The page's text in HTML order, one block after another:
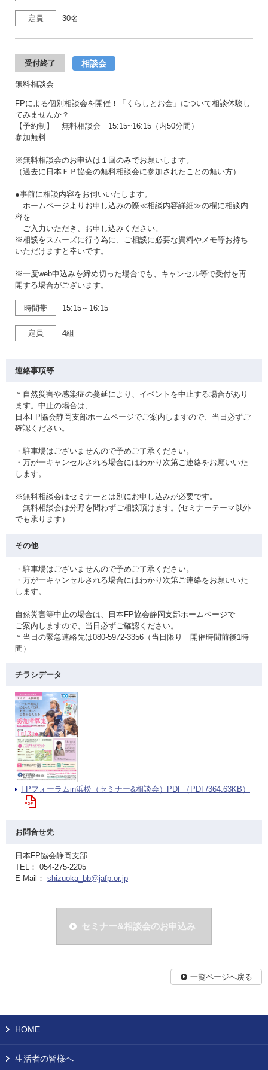
定員 30名
受付終了 相談会
無料相談会
FPによる個別相談会を開催！「くらしとお金」について相談体験し
てみませんか？
【予約制】 無料相談会 15:15~16:15（内50分間）
参加無料
※無料相談会のお申込は１回のみでお願いします。
（過去に日本ＦＰ協会の無料相談会に参加されたことの無い方）
●事前に相談内容をお伺いいたします。
ホームページよりお申し込みの際≪相談内容詳細≫の欄に相談内
容を
ご入力いただき、お申し込みください。
※相談をスムーズに行う為に、ご相談に必要な資料やメモ等お持ち
いただけますと幸いです。
※一度web申込みを締め切った場合でも、キャンセル等で受付を再
開する場合がございます。
時間帯 15:15～16:15
定員 4組
連絡事項等
＊自然災害や感染症の蔓延により、イベントを中止する場合があり
ます。中止の場合は、
日本FP協会静岡支部ホームページでご案内しますので、当日必ずご
確認ください。
・駐車場はございませんので予めご了承ください。
・万が一キャンセルされる場合にはわかり次第ご連絡をお願いいた
します。
※無料相談会はセミナーとは別にお申し込みが必要です。
無料相談会は分野を問わずご相談頂けます。(セミナーテーマ以外
でも承ります）
その他
・駐車場はございませんので予めご了承ください。
・万が一キャンセルされる場合にはわかり次第ご連絡をお願いいた
します。
自然災害等中止の場合は、日本FP協会静岡支部ホームページで
ご案内しますので、当日必ずご確認ください。
＊当日の緊急連絡先は080-5972-3356（当日限り 開催時間前後1時
間）
チラシデータ
FPフォーラムin浜松（セミナー&相談会）PDF（PDF/364.63KB）
お問合せ先
日本FP協会静岡支部
TEL： 054-275-2205
E-Mail： shizuoka_bb@jafp.or.jp
セミナー&相談会のお申込み
一覧ページへ戻る
HOME
生活者の皆様へ